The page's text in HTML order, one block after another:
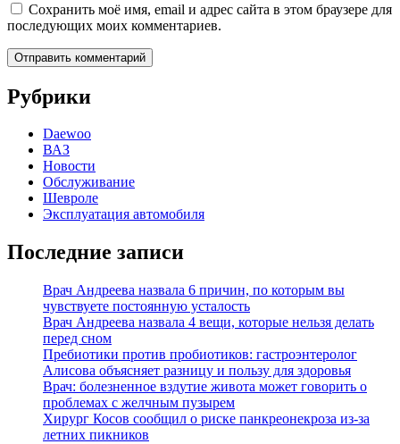
Сохранить моё имя, email и адрес сайта в этом браузере для
последующих моих комментариев.
Рубрики
Daewoo
ВАЗ
Новости
Обслуживание
Шевроле
Эксплуатация автомобиля
Последние записи
Врач Андреева назвала 6 причин, по которым вы
чувствуете постоянную усталость
Врач Андреева назвала 4 вещи, которые нельзя делать
перед сном
Пребиотики против пробиотиков: гастроэнтеролог
Алисова объясняет разницу и пользу для здоровья
Врач: болезненное вздутие живота может говорить о
проблемах с желчным пузырем
Хирург Косов сообщил о риске панкреонекроза из-за
летних пикников